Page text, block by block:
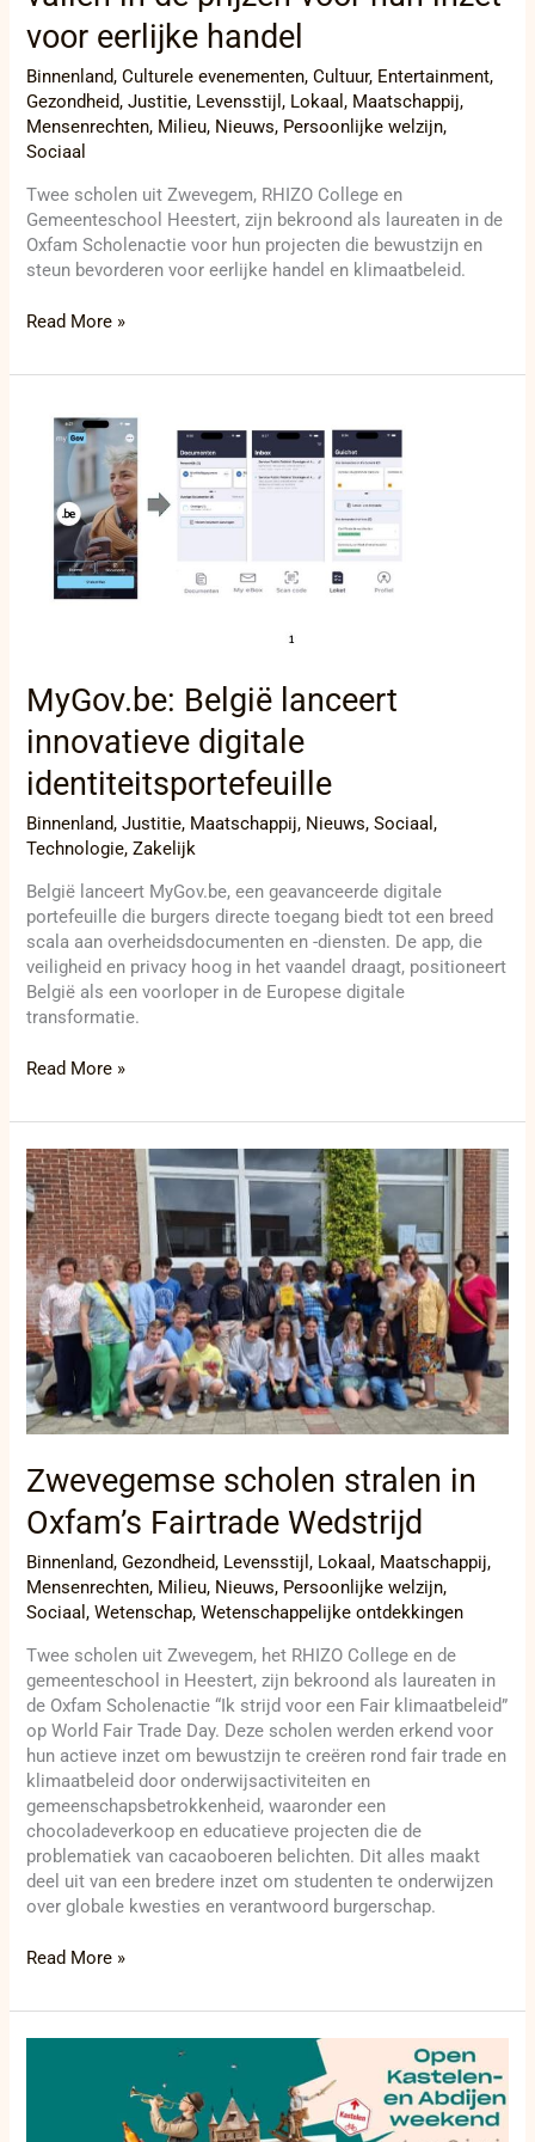
voor eerlijke handel
Binnenland,Culturele evenementen,Cultuur, Entertainment,
Gezondheid,Justitie, Levensstijl, Lokaal, Maatschappij,
Mensenrechten, Milieu, Nieuws, Persoonlijke welzijn,
Sociaal
Twee scholen uit Zwevegem, RHIZO College en
Gemeenteschool Heestert, zijn bekroond als laureaten in de
Oxfam Scholenactie voor hun projecten die bewustzijn en
steun bevorderen voor eerlijke handel en klimaatbeleid.
Read More »
MyGov.be: België lanceert
innovatieve digitale
identiteitsportefeuille
Binnenland,Justitie, Maatschappij, Nieuws,Sociaal,
Technologie,Zakelijk
België lanceert MyGov.be, een geavanceerde digitale
portefeuille die burgers directe toegang biedt tot een breed
scala aan overheidsdocumenten en -diensten. De app, die
veiligheid en privacy hoog in het vaandel draagt, positioneert
België als een voorloper in de Europese digitale
transformatie.
MyGov.be:
België
lanceert
innovatieve
digitale
identiteitsportefeuille
Read More »
Zwevegemse scholen stralen in
Oxfam’s Fairtrade Wedstrijd
Binnenland,Gezondheid, Levensstijl, Lokaal, Maatschappij,
Mensenrechten, Milieu, Nieuws, Persoonlijke welzijn,
Sociaal,Wetenschap,Wetenschappelijke ontdekkingen
Twee scholen uit Zwevegem, het RHIZO College en de
gemeenteschool in Heestert, zijn bekroond als laureaten in
de Oxfam Scholenactie “Ik strijd voor een Fair klimaatbeleid”
op World Fair Trade Day. Deze scholen werden erkend voor
hun actieve inzet om bewustzijn te creëren rond fair trade en
klimaatbeleid door onderwijsactiviteiten en
gemeenschapsbetrokkenheid, waaronder een
chocoladeverkoop en educatieve projecten die de
problematiek van cacaoboeren belichten. Dit alles maakt
deel uit van een bredere inzet om studenten te onderwijzen
over globale kwesties en verantwoord burgerschap.
Zwevegemse
scholen
stralen
in
Oxfam’s
Fairtrade
Wedstrijd
Read More »